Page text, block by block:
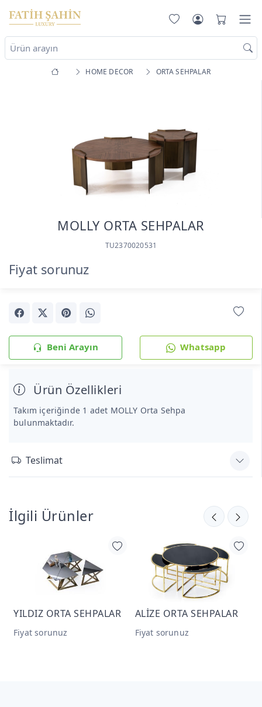
HOME DECOR ORTA SEHPALAR
MOLLY ORTA SEHPALAR
TU2370020531
Fiyat sorunuz
Beni Arayın Whatsapp
Ürün Özellikleri
Takım içeriğinde 1 adet MOLLY Orta Sehpa
bulunmaktadır.
Teslimat
İlgili Ürünler
ALİZE ORTA SEHPALAR
Fiyat sorunuz
ALİNDA ORTA
Fiyat sorunuz